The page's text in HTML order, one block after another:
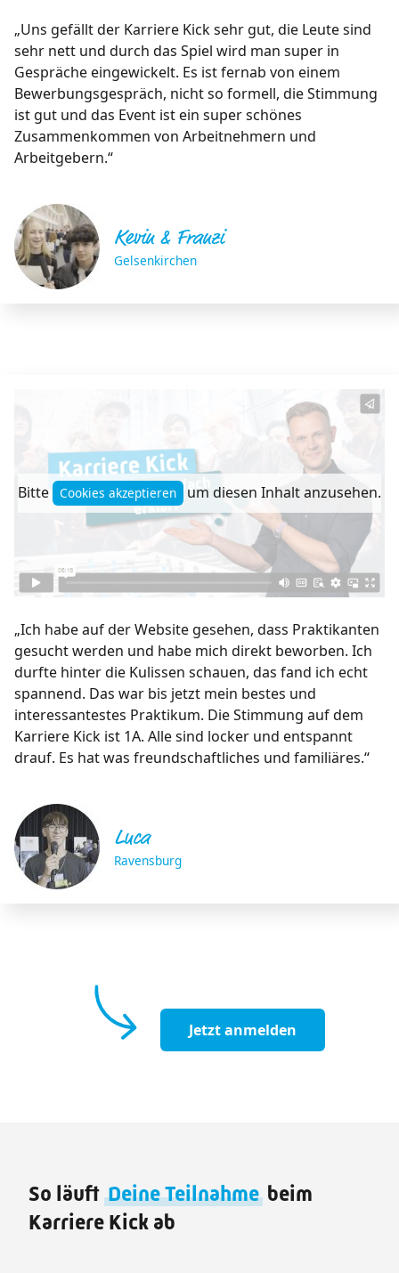
„Uns gefällt der Karriere Kick sehr gut, die Leute sind
sehr nett und durch das Spiel wird man super in
Gespräche eingewickelt. Es ist fernab von einem
Bewerbungsgespräch, nicht so formell, die Stimmung
ist gut und das Event ist ein super schönes
Zusammenkommen von Arbeitnehmern und
Arbeitgebern.“
Kevin & Franzi
Gelsenkirchen
Bitte Cookies akzeptieren um diesen Inhalt anzusehen.
„Ich habe auf der Website gesehen, dass Praktikanten
gesucht werden und habe mich direkt beworben. Ich
durfte hinter die Kulissen schauen, das fand ich echt
spannend. Das war bis jetzt mein bestes und
interessantestes Praktikum. Die Stimmung auf dem
Karriere Kick ist 1A. Alle sind locker und entspannt
drauf. Es hat was freundschaftliches und familiäres.“
Luca
Ravensburg
Jetzt anmelden
So läuft Deine Teilnahme beim
Karriere Kick ab